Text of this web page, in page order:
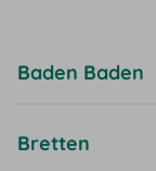
Baden Baden
Bretten